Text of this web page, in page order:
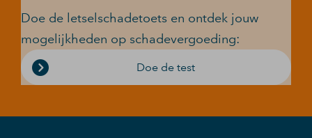
Doe de letselschadetoets en ontdek jouw
mogelijkheden op schadevergoeding:
Doe de test